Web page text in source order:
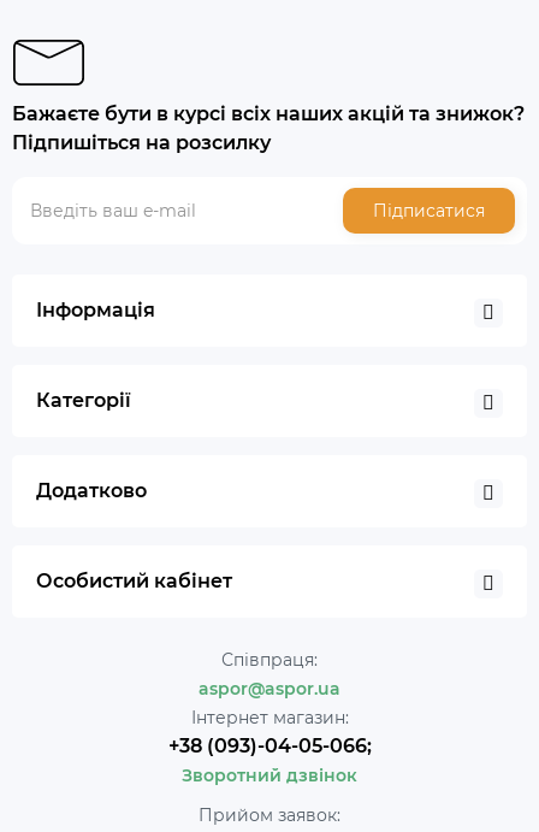
Бажаєте бути в курсі всіх наших акцій та знижок?
Підпишіться на розсилку
Підписатися
Інформація
Категорії
Додатково
Особистий кабінет
Співпраця:
aspor@aspor.ua
Інтернет магазин:
+38 (093)-04-05-066;
Зворотний дзвінок
Прийом заявок: